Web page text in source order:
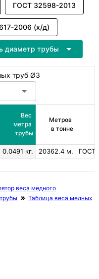
ГОСТ 32598-2013
2006 (х/д)
диаметр трубы
труб Ø3
Вес
метра
трубы
Метров
в тонне
0.0491 кг. 20362.4 м. ГОСТ
веса медного
Таблица веса медных